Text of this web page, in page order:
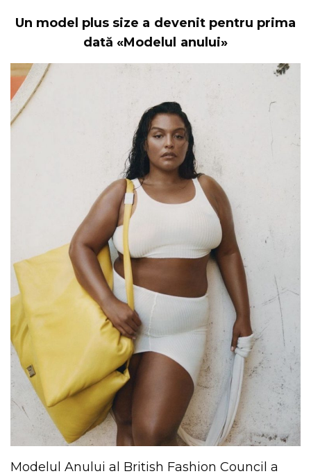
Un model plus size a devenit pentru prima
dată «Modelul anului»
Modelul Anului al British Fashion Council a